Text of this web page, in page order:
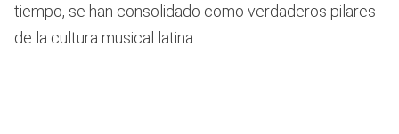
tiempo, se han consolidado como verdaderos pilares
de la cultura musical latina.